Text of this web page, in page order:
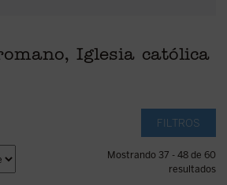
Iglesia católica
FILTROS
Mostrando 37 - 48 de 60
resultados